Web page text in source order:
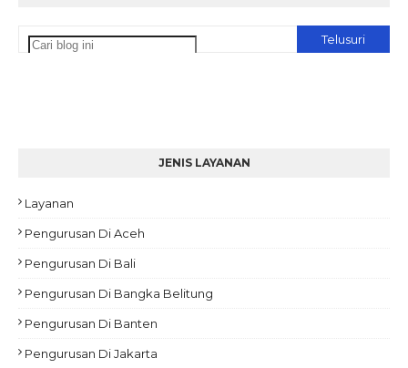
JENIS LAYANAN
Layanan
Pengurusan Di Aceh
Pengurusan Di Bali
Pengurusan Di Bangka Belitung
Pengurusan Di Banten
Pengurusan Di Jakarta